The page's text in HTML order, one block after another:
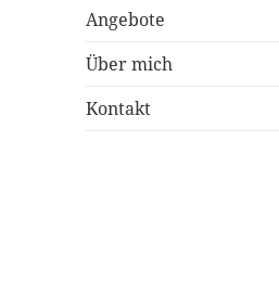
Angebote
Über mich
Kontakt